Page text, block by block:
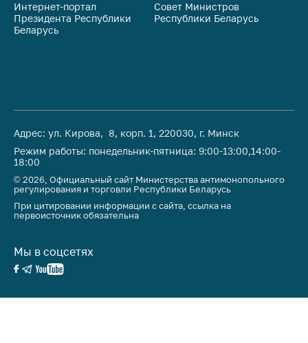
Интернет-портал
Президента Республики
Беларусь
Совет Министров
Республики Беларусь
Адрес: ул. Кирова, 8, корп. 1, 220030, г. Минск
Режим работы: понедельник-пятница: 9:00-13:00,14:00-
18:00
© 2026, Официальный сайт Министерства антимонопольного
регулирования и торговли Республики Беларусь
При цитировании информации с сайта, ссылка на
первоисточник обязательна
Мы в соцсетях